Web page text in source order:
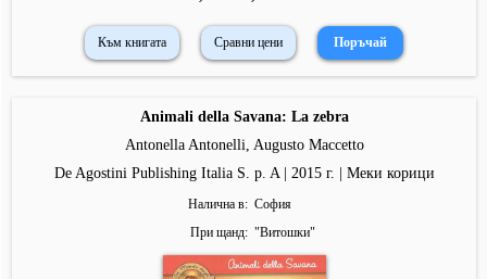
Към книгата Сравни цени
Animali della Savana: La zebra
Antonella Antonelli, Augusto Maccetto
De Agostini Publishing Italia S. p. A | 2015 г. | Меки корици
Налична в
София
При щанд
"Витошки"